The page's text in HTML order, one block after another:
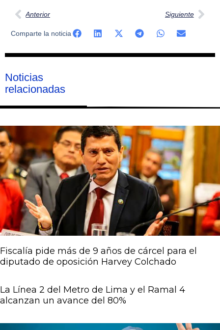
Anterior Siguiente
Comparte la noticia
Noticias
relacionadas
Fiscalía pide más de 9 años de cárcel para el
diputado de oposición Harvey Colchado
La Línea 2 del Metro de Lima y el Ramal 4
alcanzan un avance del 80%
Página
Página
Página
Página
Página